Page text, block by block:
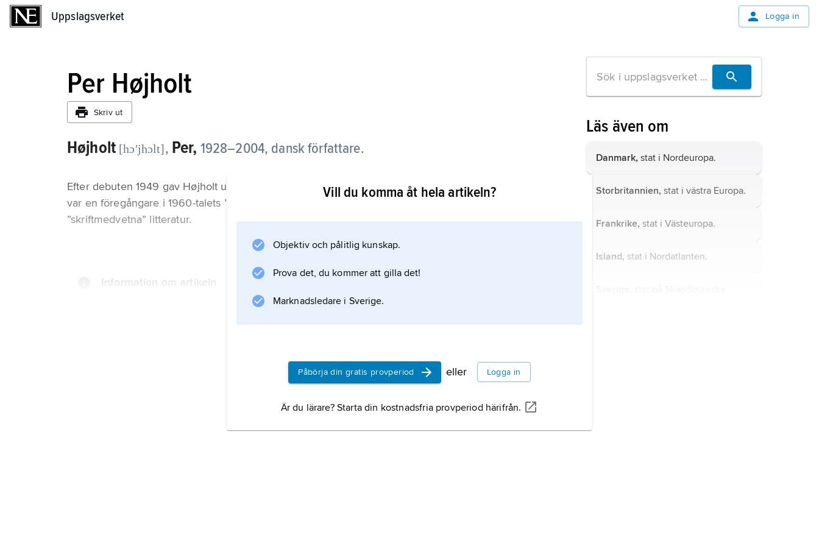
Uppslagsverket Logga in
Per Højholt
Skriv ut
Højholt [hɔʹjhɔlt], Per, 1928–2004, dansk författare.
Efter debuten 1949 gav Højholt ut en lång rad diktsamlingar, ofta i experimentell anda. Han
var en föregångare i 1960-talets ”system”-diktning, liksom i 1970- och 80-talens
”skriftmedvetna” litteratur.
Information om artikeln
Vill du komma åt hela artikeln?
Objektiv och pålitlig kunskap.
Prova det, du kommer att gilla det!
Marknadsledare i Sverige.
Påbörja din gratis provperiod eller Logga in
Är du lärare? Starta din kostnadsfria provperiod härifrån.
Läs även om
Danmark, stat i Nordeuropa.
Storbritannien, stat i västra Europa.
Frankrike, stat i Västeuropa.
Island, stat i Nordatlanten.